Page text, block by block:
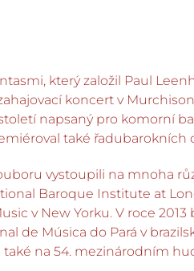
který založil Paul
koncert v
století napsaný pro
také
vystoupili na mnoha
Baroque Institute at
v New Yorku. V roce
de Música do Pará v
také na 54. mezinárodním